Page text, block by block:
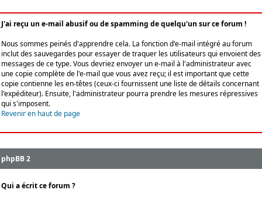
J'ai reçu un e-mail abusif ou de spamming de quelqu'un sur ce forum !
Nous sommes peinés d'apprendre cela. La fonction d'e-mail intégré au forum
inclut des sauvegardes pour essayer de traquer les utilisateurs qui envoient des
messages de ce type. Vous devriez envoyer un e-mail à l'administrateur avec
une copie complète de l'e-mail que vous avez reçu; il est important que cette
copie contienne les en-têtes (ceux-ci fournissent une liste de détails concernant
l'expéditeur). Ensuite, l'administrateur pourra prendre les mesures répressives
qui s'imposent.
Revenir en haut de page
phpBB 2
Qui a écrit ce forum ?